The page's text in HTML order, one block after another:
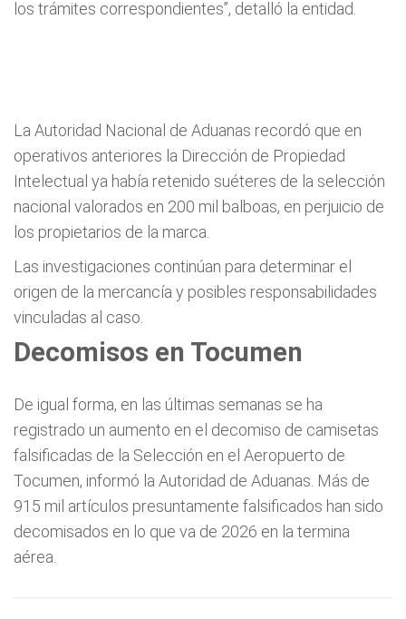
los trámites correspondientes”, detalló la entidad.
La Autoridad Nacional de Aduanas recordó que en
operativos anteriores la Dirección de Propiedad
Intelectual ya había retenido suéteres de la selección
nacional valorados en 200 mil balboas, en perjuicio de
los propietarios de la marca.
Las investigaciones continúan para determinar el
origen de la mercancía y posibles responsabilidades
vinculadas al caso.
Decomisos en Tocumen
De igual forma, en las últimas semanas se ha
registrado un aumento en el decomiso de camisetas
falsificadas de la Selección en el Aeropuerto de
Tocumen, informó la Autoridad de Aduanas. Más de
915 mil artículos presuntamente falsificados han sido
decomisados en lo que va de 2026 en la termina
aérea.